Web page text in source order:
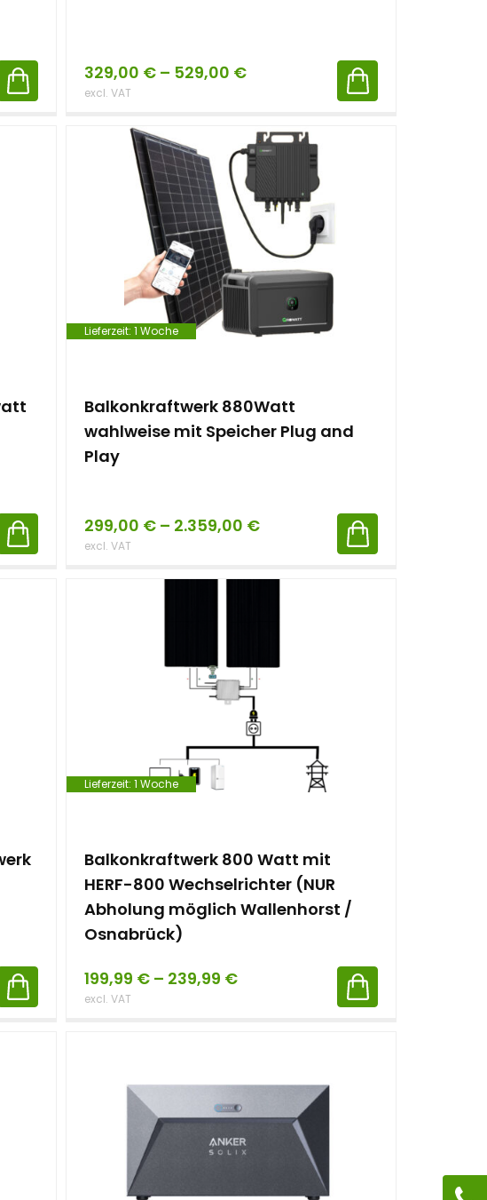
329,00 €– 529,00 €
excl. VAT
Lieferzeit: 1 Woche
Balkonkraftwerk 880Watt
wahlweise mit Speicher Plug and
Play
299,00 €– 2.359,00 €
excl. VAT
Lieferzeit: 1 Woche
Balkonkraftwerk 800 Watt mit
HERF-800 Wechselrichter (NUR
Abholung möglich Wallenhorst /
Osnabrück)
199,99 €– 239,99 €
excl. VAT